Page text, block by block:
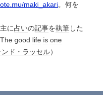
maki_akari。何を
に占いの記事を執筆した
good life is one
ド・ラッセル）